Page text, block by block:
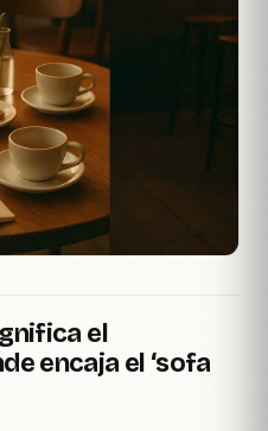
el
encaja el ‘sofa